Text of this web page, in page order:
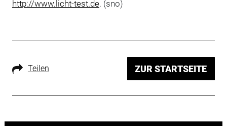
http://www.licht-test.de. (sno)
Teilen ZUR STARTSEITE